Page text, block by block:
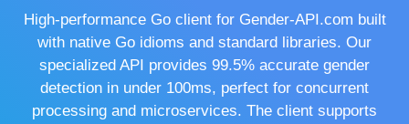
High-performance Go client for Gender-API.com built
with native Go idioms and standard libraries. Our
specialized API provides 99.5% accurate gender
detection in under 100ms, perfect for concurrent
processing and microservices. The client supports